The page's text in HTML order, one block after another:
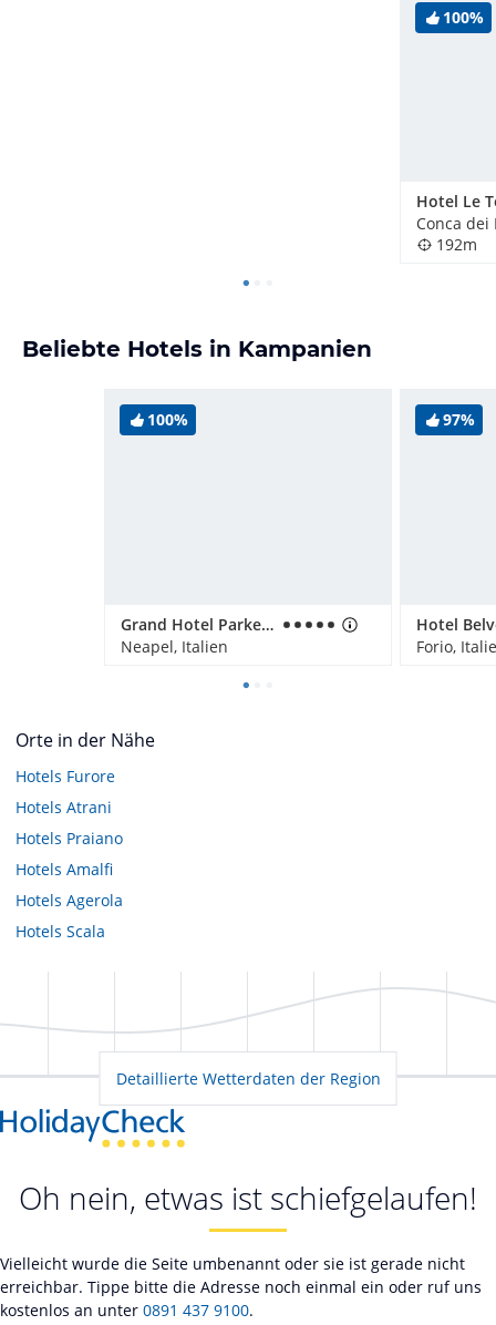
100%
Hotel Le
Conca
192m
Beliebte Hotels in Kampanien
100%
Grand Hotel Parker's
Neapel, Italien
97%
Hotel
Forio,
Orte in der Nähe
Hotels Furore
Hotels Atrani
Hotels Praiano
Hotels Amalfi
Hotels Agerola
Hotels Scala
Detaillierte Wetterdaten der Region
Oh nein, etwas ist schiefgelaufen!
Vielleicht wurde die Seite umbenannt oder sie ist gerade nicht
erreichbar. Tippe bitte die Adresse noch einmal ein oder ruf uns
kostenlos an unter 0891 437 9100.